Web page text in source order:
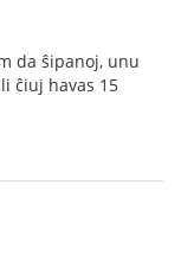
da ŝipanoj, unu
ĉiuj havas 15